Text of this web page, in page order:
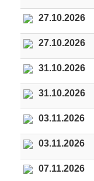
27.10.2026
27.10.2026
31.10.2026
31.10.2026
03.11.2026
03.11.2026
07.11.2026